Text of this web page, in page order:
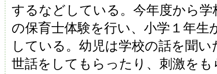
するなどしている。今年度から
の保育士体験を行い、小学１年生
している。幼児は学校の話を聞
世話をしてもらったり、刺激を